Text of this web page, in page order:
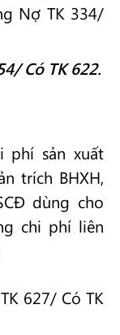
Nợ TK 334/
Có TK 622.
phí sản xuất
trích BHXH,
dùng cho
chi phí liên
627/ Có TK